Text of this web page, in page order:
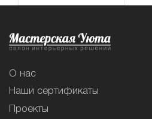
О нас
Наши сертификаты
Проекты